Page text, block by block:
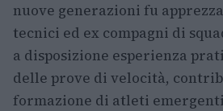
nuove generazioni fu
tecnici ed ex compagni di
a disposizione esperienza
delle prove di velocità,
formazione di atleti